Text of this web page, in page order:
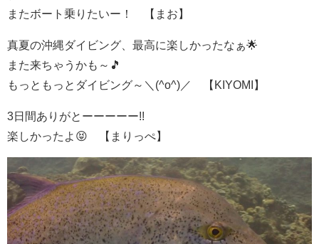
またボート乗りたいー！ 【まお】
真夏の沖縄ダイビング、最高に楽しかったなぁ🌟
また来ちゃうかも～🎵
もっともっとダイビング～＼(^o^)／ 【KIYOMI】
3日間ありがとーーーーー!!
楽しかったよ😝 【まりっぺ】